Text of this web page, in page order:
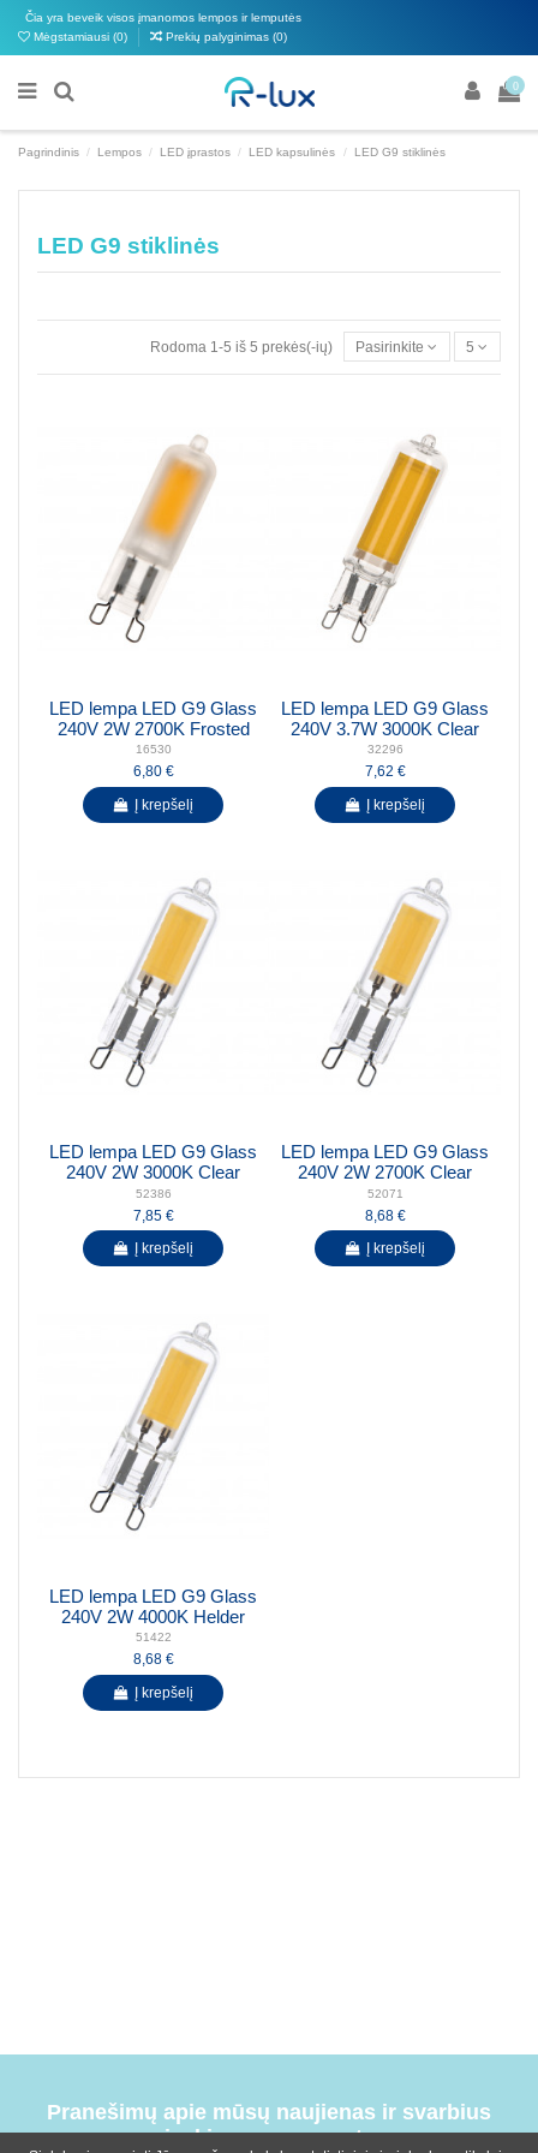
Čia yra beveik visos įmanomos lempos ir lemputės
Mėgstamiausi (0) Prekių palyginimas (0)
0
Pagrindinis Lempos LED įprastos LED kapsulinės LED G9 stiklinės
LED G9 stiklinės
Rodoma 1-5 iš 5 prekės(-ių) Pasirinkite 5
LED lempa LED G9 Glass
240V 2W 2700K Frosted
16530
6,80 €
Į krepšelį
LED lempa LED G9 Glass
240V 3.7W 3000K Clear
32296
7,62 €
Į krepšelį
LED lempa LED G9 Glass
240V 2W 3000K Clear
52386
7,85 €
Į krepšelį
LED lempa LED G9 Glass
240V 2W 2700K Clear
52071
8,68 €
Į krepšelį
LED lempa LED G9 Glass
240V 2W 4000K Helder
51422
8,68 €
Į krepšelį
Pranešimų apie mūsų naujienas ir svarbius
įvykius prenumerata